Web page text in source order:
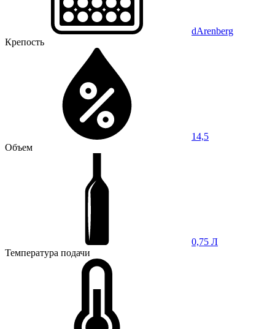
dArenberg
Крепость
14,5
Объем
0,75 Л
Температура подачи